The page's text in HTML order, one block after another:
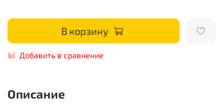
В корзину
Добавить в сравнение
Описание